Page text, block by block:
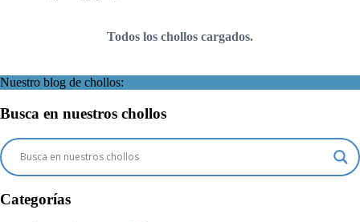
Todos los chollos cargados.
Nuestro blog de chollos:
Busca en nuestros chollos
Categorías